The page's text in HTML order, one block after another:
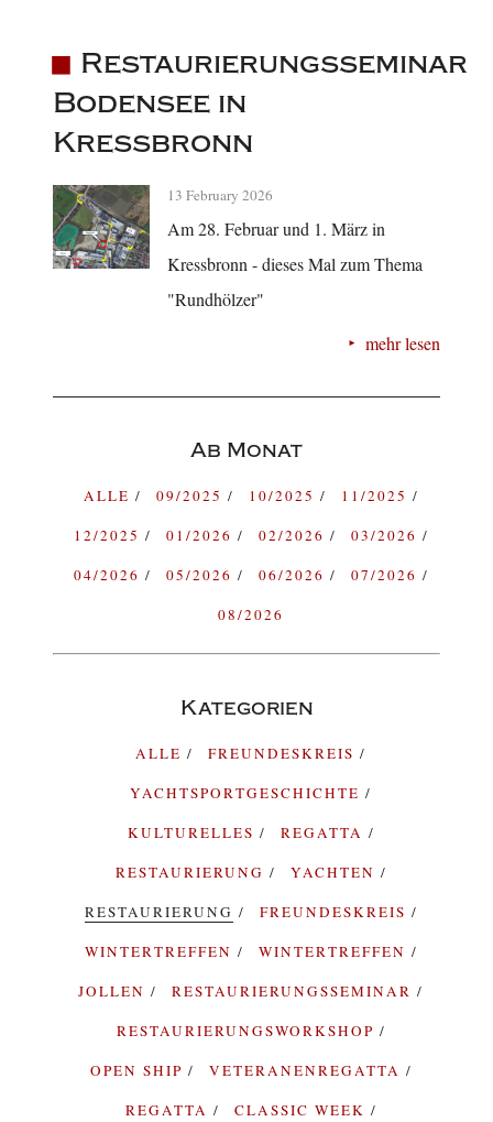
Restaurierungsseminar
Bodensee in
Kressbronn
13 February 2026
Am 28. Februar und 1. März in
Kressbronn - dieses Mal zum Thema
"Rundhölzer"
mehr lesen
Ab Monat
ALLE 09/2025 10/2025
11/2025
12/2025
01/2026 02/2026
03/2026
04/2026
05/2026 06/2026
07/2026
08/2026
Kategorien
ALLE
FREUNDESKREIS
YACHTSPORTGESCHICHTE
KULTURELLES
REGATTA
RESTAURIERUNG
YACHTEN
RESTAURIERUNG
FREUNDESKREIS
WINTERTREFFEN
WINTERTREFFEN
JOLLEN
RESTAURIERUNGSSEMINAR
RESTAURIERUNGSWORKSHOP
OPEN SHIP
VETERANENREGATTA
REGATTA
CLASSIC WEEK